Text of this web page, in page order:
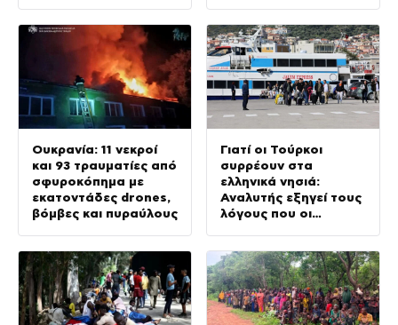
Ουκρανία: 11 νεκροί
και 93 τραυματίες από
σφυροκόπημα με
εκατοντάδες drones,
βόμβες και πυραύλους
Γιατί οι Τούρκοι
συρρέουν στα
ελληνικά νησιά:
Αναλυτής εξηγεί τους
λόγους που οι
διακοπές